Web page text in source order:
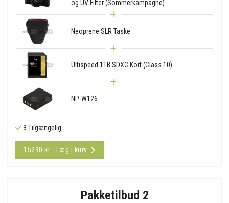
og UV Filter (Sommerkampagne)
Neoprene SLR Taske
Ultispeed 1TB SDXC Kort (Class 10)
NP-W126
3 Tilgængelig
15290 kr - Læg i kurv
Pakketilbud 2